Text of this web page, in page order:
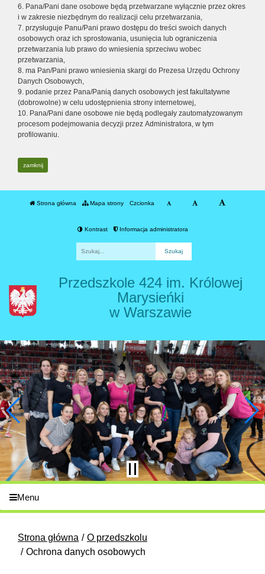
6. Pana/Pani dane osobowe będą przetwarzane wyłącznie przez okres
i w zakresie niezbędnym do realizacji celu przetwarzania,
7. przysługuje Panu/Pani prawo dostępu do treści swoich danych
osobowych oraz ich sprostowania, usunięcia lub ograniczenia
przetwarzania lub prawo do wniesienia sprzeciwu wobec
przetwarzania,
8. ma Pan/Pani prawo wniesienia skargi do Prezesa Urzędu Ochrony
Danych Osobowych,
9. podanie przez Pana/Panią danych osobowych jest fakultatywne
(dobrowolne) w celu udostępnienia strony internetowej,
10. Pana/Pani dane osobowe nie będą podlegały zautomatyzowanym
procesom podejmowania decyzji przez Administratora, w tym
profilowaniu.
zamknij
Strona główna Mapa strony Czcionka
Kontrast Informacja administratora
Przedszkole 424 im. Królowej
Marysieńki
w Warszawie
Menu
Strona główna
O przedszkolu
Ochrona danych osobowych